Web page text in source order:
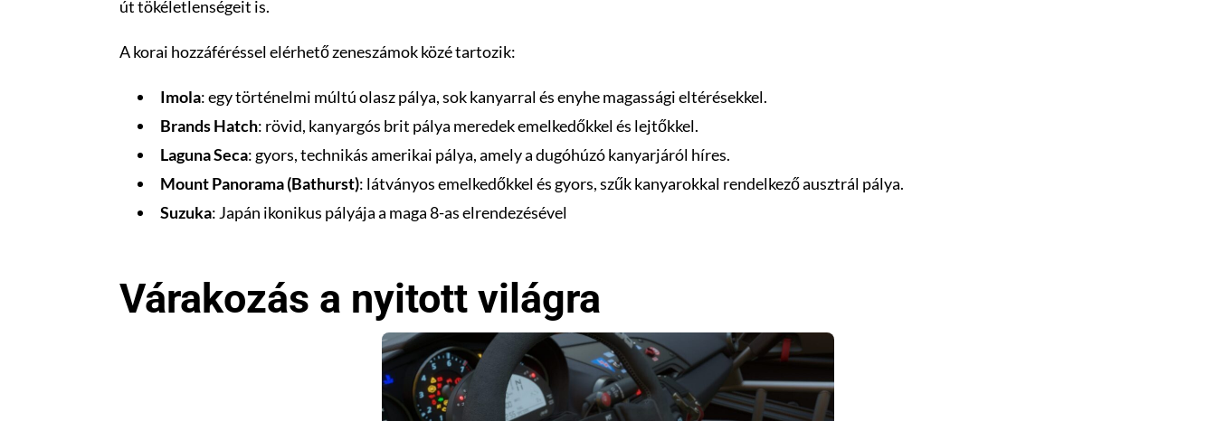
út tökéletlenségeit is.
A korai hozzáféréssel elérhető zeneszámok közé tartozik:
Imola: egy történelmi múltú olasz pálya, sok kanyarral és enyhe magassági eltérésekkel.
Brands Hatch: rövid, kanyargós brit pálya meredek emelkedőkkel és lejtőkkel.
Laguna Seca: gyors, technikás amerikai pálya, amely a dugóhúzó kanyarjáról híres.
Mount Panorama(Bathurst): látványos emelkedőkkel és gyors, szűk kanyarokkal rendelkező ausztrál pálya.
Suzuka: Japán ikonikus pályája a maga 8-as elrendezésével
Várakozás a nyitott világra